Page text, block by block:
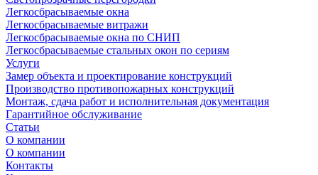
Легкосбрасываемые окна
Легкосбрасываемые витражи
Легкосбрасываемые окна по СНИП
Легкосбрасываемые стальных окон по сериям
Услуги
Замер объекта и проектирование конструкций
Производство противопожарных конструкций
Монтаж, сдача работ и исполнительная документация
Гарантийное обслуживание
Статьи
О компании
О компании
Контакты